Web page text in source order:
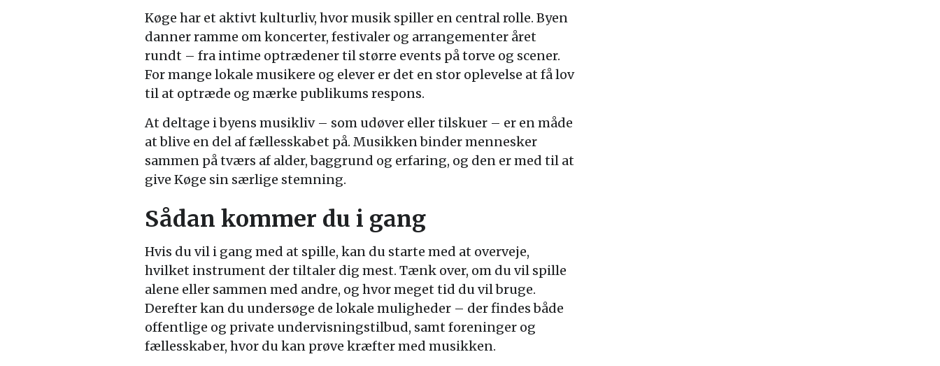
Køge har et aktivt kulturliv, hvor musik spiller en central rolle. Byen
danner ramme om koncerter, festivaler og arrangementer året
rundt – fra intime optrædener til større events på torve og scener.
For mange lokale musikere og elever er det en stor oplevelse at få lov
til at optræde og mærke publikums respons.
At deltage i byens musikliv – som udøver eller tilskuer – er en måde
at blive en del af fællesskabet på. Musikken binder mennesker
sammen på tværs af alder, baggrund og erfaring, og den er med til at
give Køge sin særlige stemning.
Sådan kommer du i gang
Hvis du vil i gang med at spille, kan du starte med at overveje,
hvilket instrument der tiltaler dig mest. Tænk over, om du vil spille
alene eller sammen med andre, og hvor meget tid du vil bruge.
Derefter kan du undersøge de lokale muligheder – der findes både
offentlige og private undervisningstilbud, samt foreninger og
fællesskaber, hvor du kan prøve kræfter med musikken.